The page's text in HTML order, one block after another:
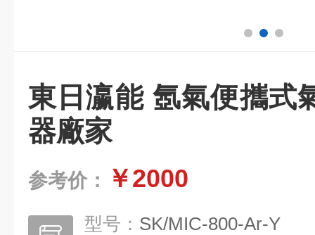
東日瀛能 氬氣便攜式
器廠家
参考价： ￥2000
型号： SK/MIC-800-Ar-Y